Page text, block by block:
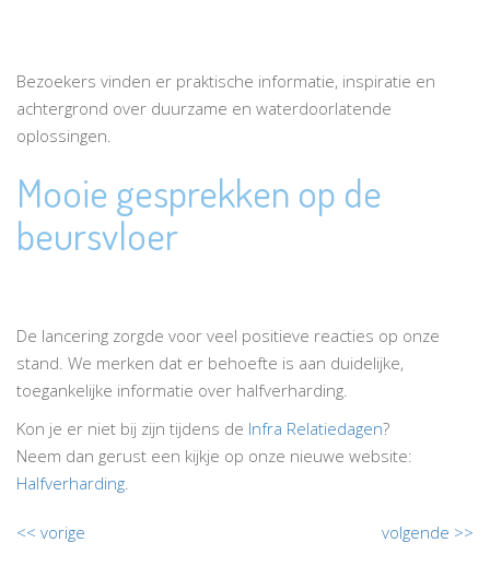
Bezoekers vinden er praktische informatie, inspiratie en
achtergrond over duurzame en waterdoorlatende
oplossingen.
Mooie gesprekken op de
beursvloer
De lancering zorgde voor veel positieve reacties op onze
stand. We merken dat er behoefte is aan duidelijke,
toegankelijke informatie over halfverharding.
Kon je er niet bij zijn tijdens de Infra Relatiedagen?
Neem dan gerust een kijkje op onze nieuwe website:
Halfverharding
<< vorige volgende >>